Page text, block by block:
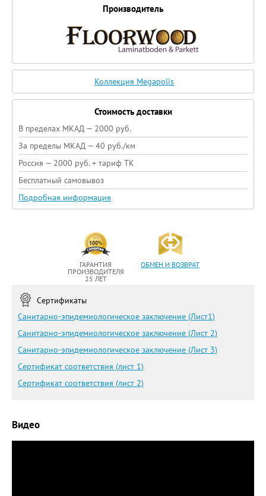
Производитель
Коллекция Megapolis
Стоимость доставки
В пределах МКАД — 2000 руб.
За пределы МКАД — 40 руб./км
Россия — 2000 руб. + тариф ТК
Бесплатный самовывоз
Подробная информация
ГАРАНТИЯ
ПРОИЗВОДИТЕЛЯ
25 ЛЕТ
ОБМЕН И ВОЗВРАТ
Сертификаты
Санитарно-эпидемиологическое заключение (Лист1)
Санитарно-эпидемиологическое заключение (Лист 2)
Санитарно-эпидемиологическое заключение (Лист 3)
Сертификат соответствия (лист 1)
Сертификат соответствия (лист 2)
Видео